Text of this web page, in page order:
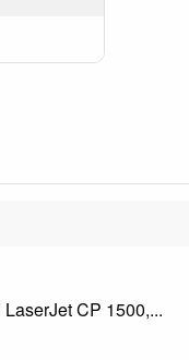
CP 1500,...